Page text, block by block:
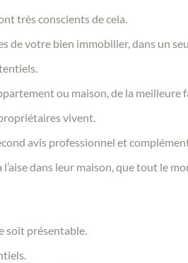
Vendre
très conscients de cela.
de votre bien immobilier, dans un
ou maison, de la meilleure
vivent.
avis professionnel et
dans leur maison, que tout le
soit présentable.